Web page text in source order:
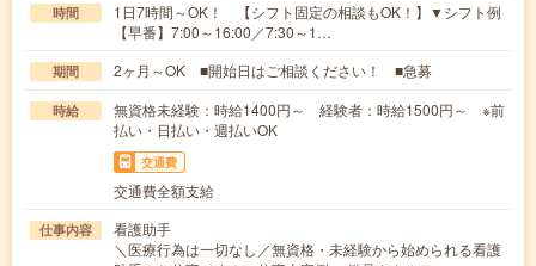
時間
1日7時間～OK！ 【シフト固定の相談もOK！】▼シフト例
【早番】7:00～16:00／7:30～1…
期間 2ヶ月～OK ■開始日はご相談ください！ ■急募
時給
無資格未経験：時給1400円～ 経験者：時給1500円～ ※前
払い・日払い・週払いOK
交通費
交通費全額支給
仕事内容
看護助手
＼医療行為は一切なし／無資格・未経験から始められる看護